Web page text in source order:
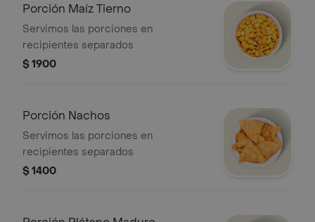
Porción Maíz Tierno
Servimos las porciones en
recipientes separados
$ 1900
Porción Nachos
Servimos las porciones en
recipientes separados
$ 1400